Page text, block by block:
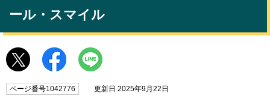
ール・スマイル
ページ番号1042776 更新日 2025年9月22日